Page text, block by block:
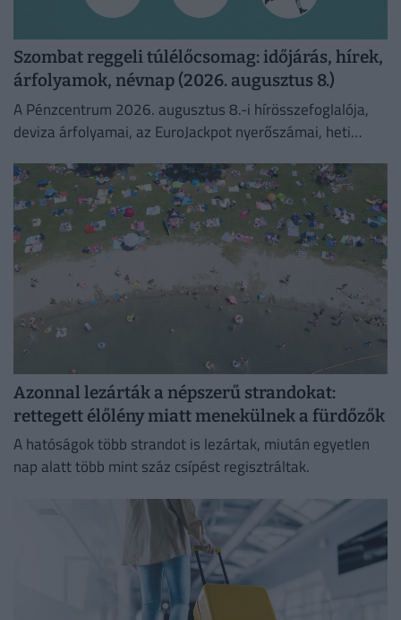
Szombat reggeli túlélőcsomag: időjárás, hírek,
árfolyamok, névnap (2026. augusztus 8.)
A Pénzcentrum 2026. augusztus 8.-i hírösszefoglalója,
deviza árfolyamai, az EuroJackpot nyerőszámai, heti
Azonnal lezárták a népszerű strandokat:
rettegett élőlény miatt menekülnek a fürdőzők
A hatóságok több strandot is lezártak, miután egyetlen
nap alatt több mint száz csípést regisztráltak.